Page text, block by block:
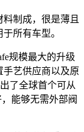
制成，很是薄且
所有车型。
规模最大的升级
艺供应商以及原
了全球首个可从
能够无需外部阀